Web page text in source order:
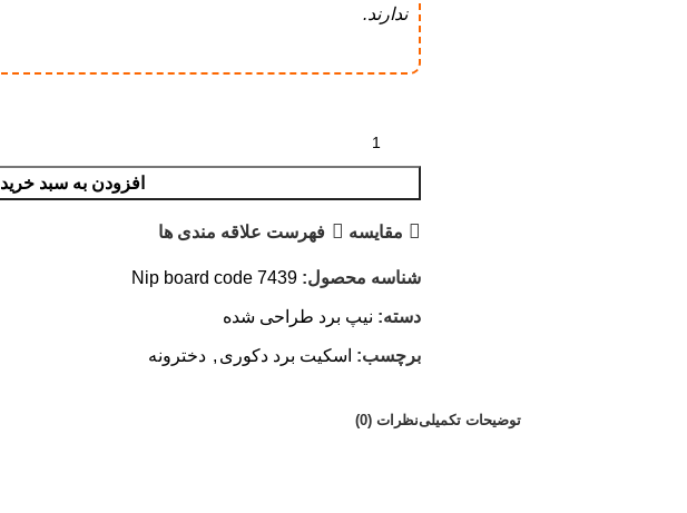
ندارند.
افزودن به سبد خرید
مقایسه فهرست علاقه مندی ها
شناسه محصول: Nip board code 7439
دسته: نیپ برد طراحی شده
برچسب: اسکیت برد دکوری , دخترونه
توضیحات تکمیلینظرات (0)